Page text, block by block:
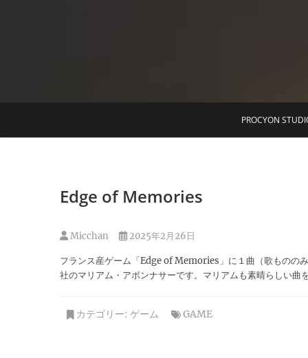
PROCYON
Edge of Memories
Micchan 2025年2月26日
フランス産ゲーム「Edge of Memories」に１曲（歌ものの
社のマリアム・アボンナサーです。マリアムも素晴らしい曲
カテゴリー: ゲーム GAME